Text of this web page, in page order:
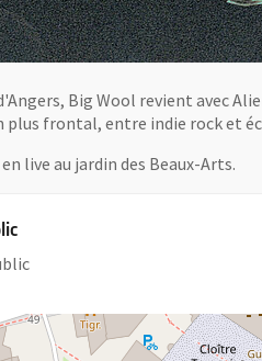
Big Wool revient avec
plus frontal, entre indie rock et
live au jardin des Beaux-Arts.